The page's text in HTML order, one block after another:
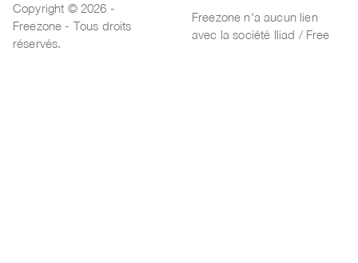
Copyright © 2026 -
Freezone - Tous droits
réservés.
Freezone n'a aucun lien
avec la société Iliad / Free